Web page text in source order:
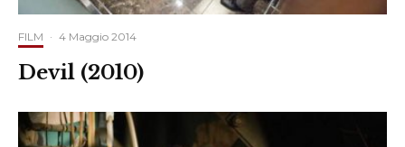
FILM · 4 Maggio 2014
Devil (2010)